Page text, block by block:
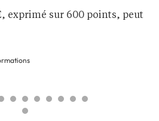
exprimé sur 600 points, peut